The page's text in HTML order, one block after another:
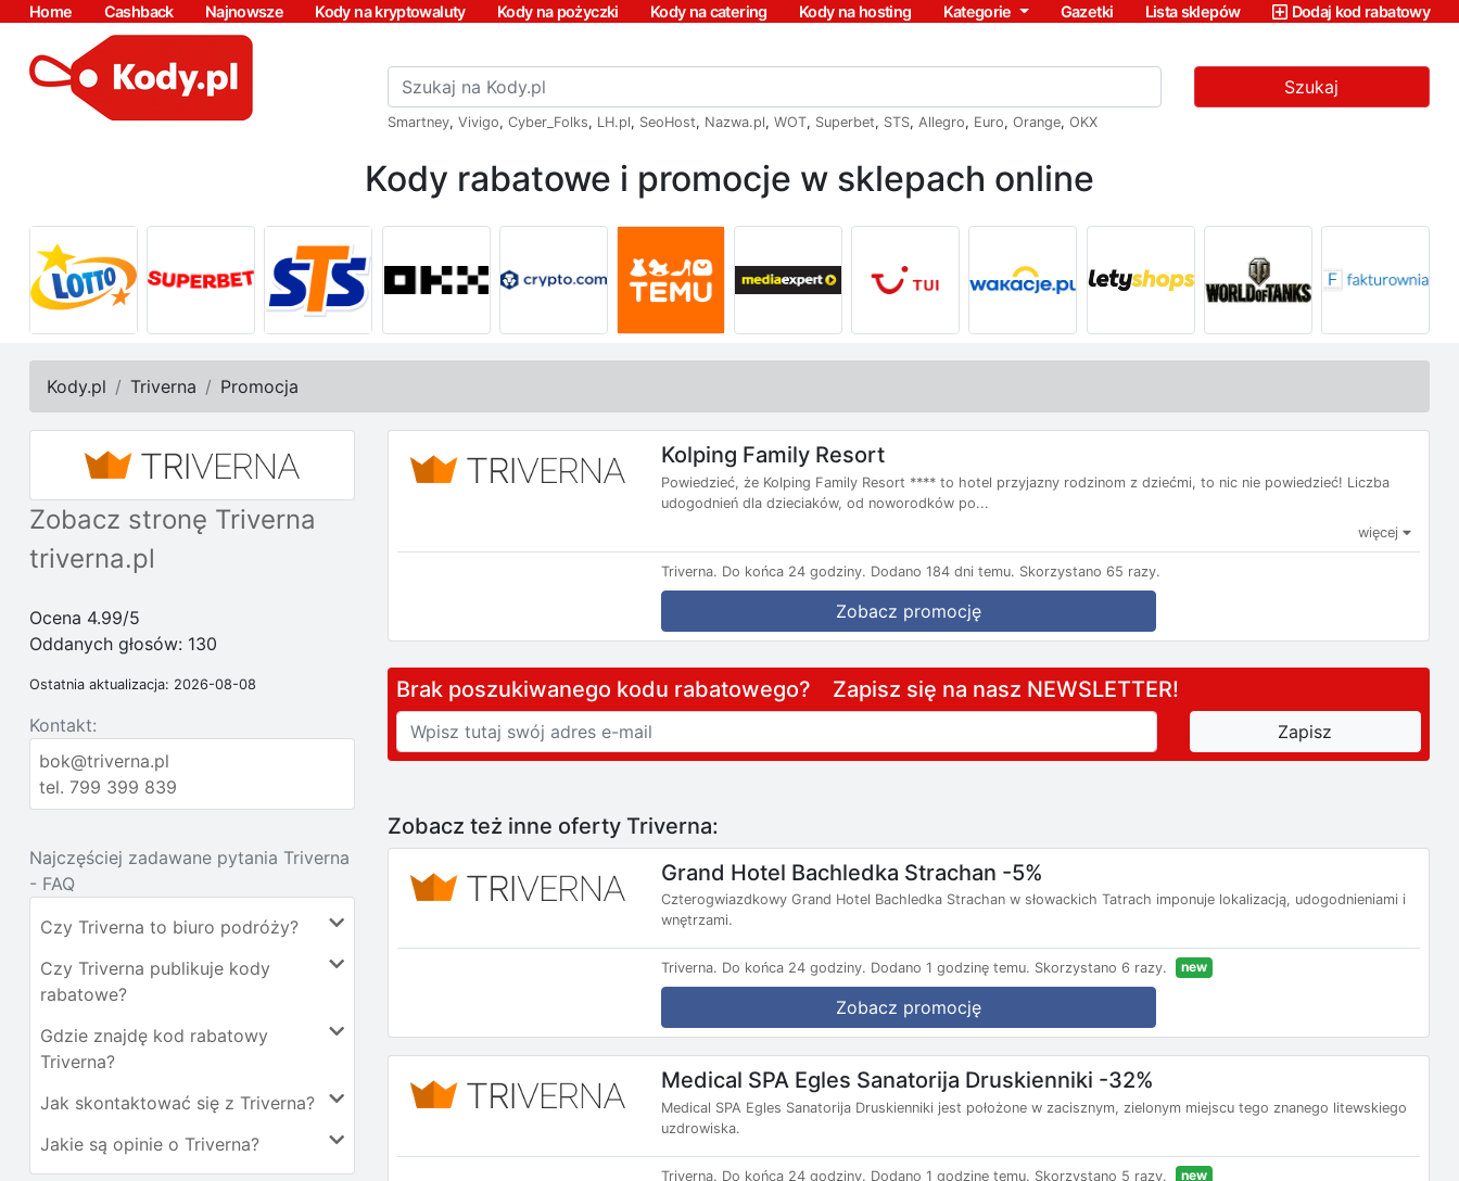
Home Cashback Najnowsze Kody na kryptowaluty Kody na pożyczki Kody na catering Kody na hosting Kategorie Gazetki Lista sklepów Dodaj kod rabatowy
Szukaj
Smartney, Vivigo, Cyber_Folks, LH.pl, SeoHost, Nazwa.pl, WOT, Superbet, STS, Allegro, Euro, Orange, OKX
Kody rabatowe i promocje w sklepach online
Kody.pl Triverna Promocja
Zobacz stronę Triverna
triverna.pl
Ocena 4.99/5
Oddanych głosów: 130
Ostatnia aktualizacja: 2026-08-08
Kontakt:
bok@triverna.pl
tel. 799 399 839
Najczęściej zadawane pytania Triverna
- FAQ
Czy Triverna to biuro podróży?
Czy Triverna publikuje kody
rabatowe?
Gdzie znajdę kod rabatowy
Triverna?
Jak skontaktować się z Triverna?
Jakie są opinie o Triverna?
Kolping Family Resort
Powiedzieć, że Kolping Family Resort **** to hotel przyjazny rodzinom z dziećmi, to nic nie powiedzieć! Liczba
udogodnień dla dzieciaków, od noworodków po...
więcej
Triverna. Do końca 24 godziny. Dodano 184 dni temu. Skorzystano 65 razy.
Zobacz promocję
Brak poszukiwanego kodu rabatowego? Zapisz się na nasz NEWSLETTER!
Zobacz też inne oferty Triverna:
Grand Hotel Bachledka Strachan -5%
Czterogwiazdkowy Grand Hotel Bachledka Strachan w słowackich Tatrach imponuje lokalizacją, udogodnieniami i
wnętrzami.
Triverna. Do końca 24 godziny. Dodano 1 godzinę temu. Skorzystano 6 razy. new
Zobacz promocję
Medical SPA Egles Sanatorija Druskienniki -32%
Medical SPA Egles Sanatorija Druskienniki jest położone w zacisznym, zielonym miejscu tego znanego litewskiego
uzdrowiska.
Triverna. Do końca 24 godziny. Dodano 1 godzinę temu. Skorzystano 5 razy. new